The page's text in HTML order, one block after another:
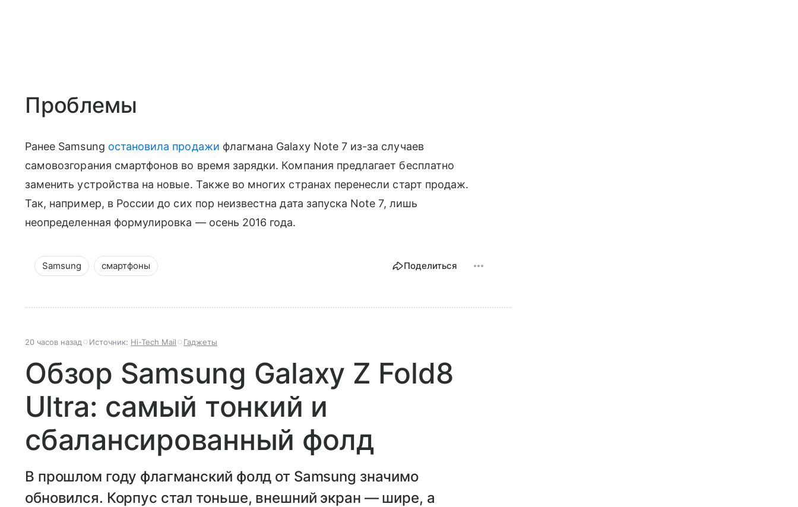
Проблемы
Ранее Samsung остановила продажи флагмана Galaxy Note 7 из-за случаев
самовозгорания смартфонов во время зарядки. Компания предлагает бесплатно
заменить устройства на новые. Также во многих странах перенесли старт продаж.
Так, например, в России до сих пор неизвестна дата запуска Note 7, лишь
неопределенная формулировка — осень 2016 года.
Samsung смартфоны Поделиться
20 часов назад Источник: Hi-Tech Mail Гаджеты
Обзор Samsung Galaxy Z Fold8
Ultra: самый тонкий и
сбалансированный фолд
В прошлом году флагманский фолд от Samsung значимо
обновился. Корпус стал тоньше, внешний экран — шире, а